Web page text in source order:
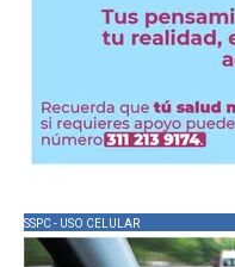
SSPC - USO CELULAR